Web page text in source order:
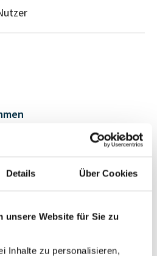
Details Über Cookies
unsere Website für Sie zu
Inhalte zu personalisieren,
Nutzer
Vollständiges